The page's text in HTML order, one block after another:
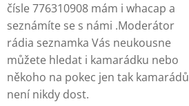
čísle 776310908 mám i whacap a
seznámíte se s námi .Moderátor
rádia seznamka Vás neukousne
můžete hledat i kamarádku nebo
někoho na pokec jen tak kamarádů
není nikdy dost.